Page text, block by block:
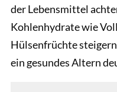
der Lebensmittel
Kohlenhydrate wie
Hülsenfrüchte
ein gesundes Altern